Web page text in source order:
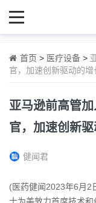
首页 > 医疗设备 >
官，加速创新驱动的增
亚马逊前高管
官，加速创新
健闻君
(医药健闻2023年6月2